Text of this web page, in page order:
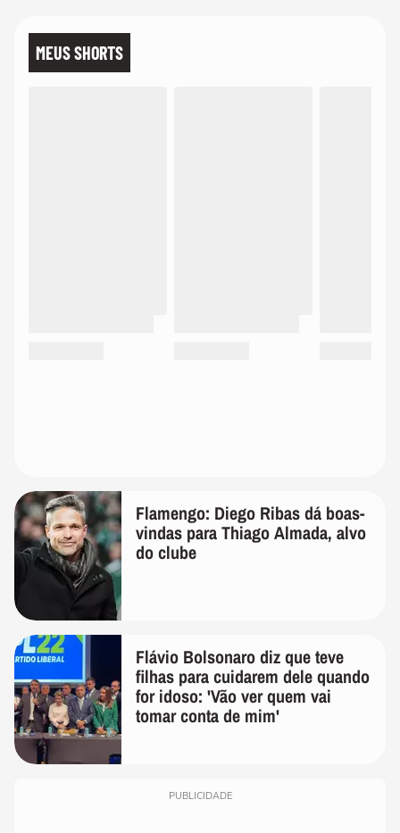
MEUS SHORTS
Flamengo: Diego Ribas dá boas-
vindas para Thiago Almada, alvo
do clube
Flávio Bolsonaro diz que teve
filhas para cuidarem dele quando
for idoso: 'Vão ver quem vai
tomar conta de mim'
PUBLICIDADE